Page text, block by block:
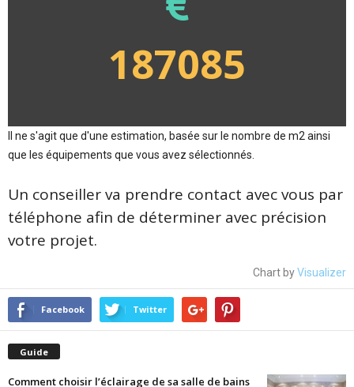
187085
Il ne s'agit que d'une estimation, basée sur le nombre de m2 ainsi
que les équipements que vous avez sélectionnés.
Un conseiller va prendre contact avec vous par
téléphone afin de déterminer avec précision
votre projet.
Chart byVisualizer
Facebook Twitter
Guide
Comment choisir l’éclairage de sa salle de bains